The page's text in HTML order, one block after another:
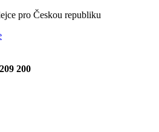
pro Českou republiku
200